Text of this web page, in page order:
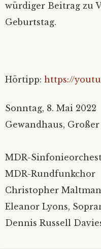
würdiger Beitrag zu
Geburtstag.
Hörtipp: https://
Sonntag, 8. Mai 2022
Gewandhaus, Großer
MDR-
MDR-Rundfunkchor
Christopher
Eleanor Lyons,
Dennis Russell